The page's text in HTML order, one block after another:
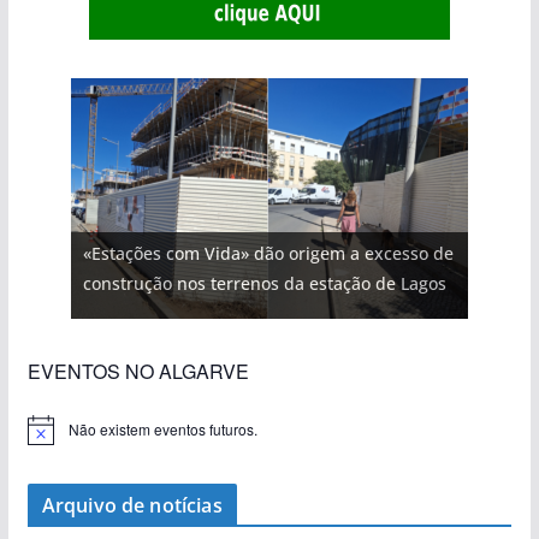
«Estações com Vida» dão origem a excesso de
construção nos terrenos da estação de Lagos
EVENTOS NO ALGARVE
Não existem eventos futuros.
Arquivo de notícias